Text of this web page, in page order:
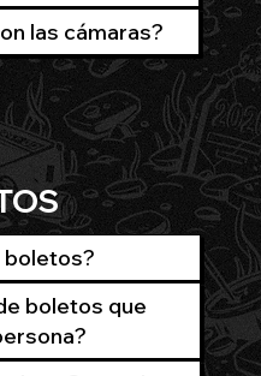
las cámaras?
boletos?
boletos que